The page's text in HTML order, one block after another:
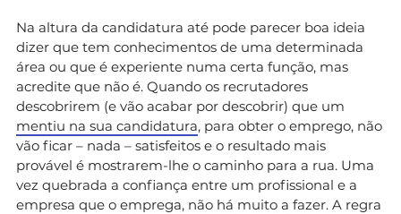
Na altura da candidatura até pode parecer boa ideia
dizer que tem conhecimentos de uma determinada
área ou que é experiente numa certa função, mas
acredite que não é. Quando os recrutadores
descobrirem (e vão acabar por descobrir) que um
mentiu na sua candidatura, para obter o emprego, não
vão ficar – nada – satisfeitos e o resultado mais
provável é mostrarem-lhe o caminho para a rua. Uma
vez quebrada a confiança entre um profissional e a
empresa que o emprega, não há muito a fazer. A regra